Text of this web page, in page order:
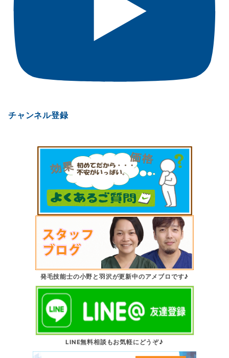
チャンネル登録
発毛技能士の小野と羽沢が更新中のアメブロです♪
LINE無料相談もお気軽にどうぞ♪